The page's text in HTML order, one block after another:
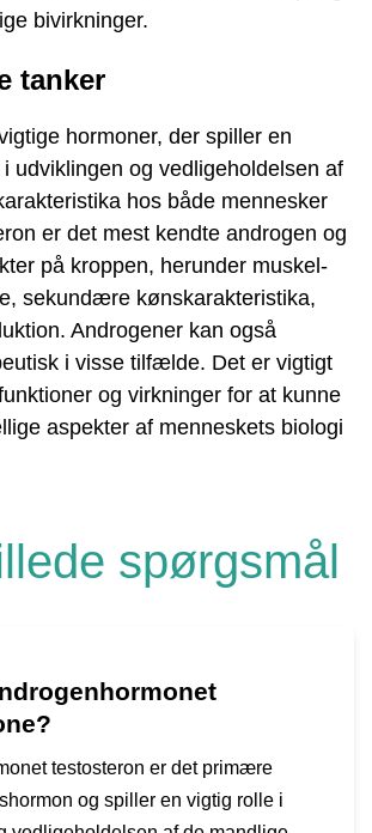
bivirkninger.
tanker
hormoner, der spiller en
udviklingen og vedligeholdelsen af
hos både mennesker
er det mest kendte androgen og
på kroppen, herunder muskel-
sekundære kønskarakteristika,
Androgener kan også
i visse tilfælde. Det er vigtigt
og virkninger for at kunne
aspekter af menneskets biologi
spørgsmål
testosteron er det primære
og spiller en vigtig rolle i